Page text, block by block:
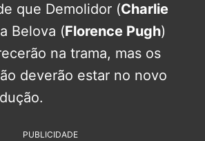
que Demolidor (Charlie
Belova (Florence Pugh)
na trama, mas os
deverão estar no novo
PUBLICIDADE